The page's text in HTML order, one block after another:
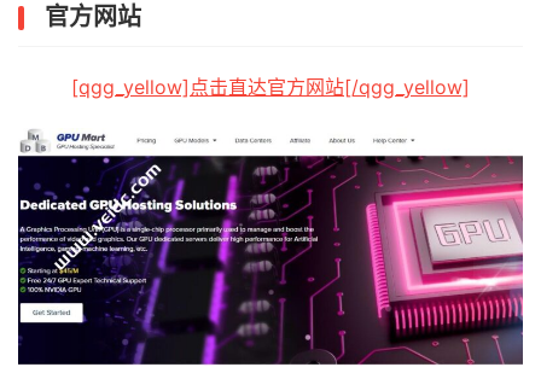
官方网站
[qgg_yellow]点击直达官方网站[/qgg_yellow]